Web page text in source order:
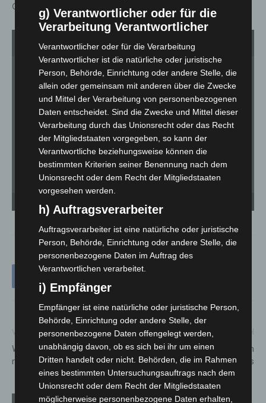
Chef Hans Nolte auf der heutigen Pressekonferenz.
1von 2
Veranstaltungen zu sehen sein wird. - © Carl-Marcus Müller
Vorheriger Artikel
Warnsignale für Schlaganfall
nicht wegen Corona ignorieren
Nächster Artikel
Kinder und Jugendliche zeigen
Haltung gegen Rassismus
g) Verantwortlicher oder für die
Verarbeitung Verantwortlicher
Verantwortlicher oder für die Verarbeitung
Verantwortlicher ist die natürliche oder juristische
Person, Behörde, Einrichtung oder andere Stelle, die
allein oder gemeinsam mit anderen über die Zwecke
und Mittel der Verarbeitung von personenbezogenen
Daten entscheidet. Sind die Zwecke und Mittel dieser
Verarbeitung durch das Unionsrecht oder das Recht
der Mitgliedstaaten vorgegeben, so kann der
Verantwortliche beziehungsweise können die
bestimmten Kriterien seiner Benennung nach dem
Unionsrecht oder dem Recht der Mitgliedstaaten
vorgesehen werden.
h) Auftragsverarbeiter
Auftragsverarbeiter ist eine natürliche oder juristische
Person, Behörde, Einrichtung oder andere Stelle, die
personenbezogene Daten im Auftrag des
Verantwortlichen verarbeitet.
i) Empfänger
Empfänger ist eine natürliche oder juristische Person,
Behörde, Einrichtung oder andere Stelle, der
personenbezogene Daten offengelegt werden,
unabhängig davon, ob es sich bei ihr um einen
Dritten handelt oder nicht. Behörden, die im Rahmen
eines bestimmten Untersuchungsauftrags nach dem
Unionsrecht oder dem Recht der Mitgliedstaaten
möglicherweise personenbezogene Daten erhalten,